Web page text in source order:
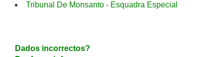
Tribunal De Monsanto - Esquadra Especial
Dados incorrectos?